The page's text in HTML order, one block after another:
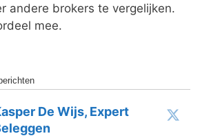
andere brokers te vergelijken.
mee.
De Wijs, Expert